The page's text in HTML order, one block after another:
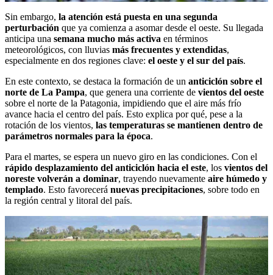
Sin embargo, la atención está puesta en una segunda
perturbación que ya comienza a asomar desde el oeste. Su llegada
anticipa una semana mucho más activa en términos
meteorológicos, con lluvias más frecuentes y extendidas,
especialmente en dos regiones clave: el oeste y el sur del país.
En este contexto, se destaca la formación de un anticiclón sobre el
norte de La Pampa, que genera una corriente de vientos del oeste
sobre el norte de la Patagonia, impidiendo que el aire más frío
avance hacia el centro del país. Esto explica por qué, pese a la
rotación de los vientos, las temperaturas se mantienen dentro de
parámetros normales para la época.
Para el martes, se espera un nuevo giro en las condiciones. Con el
rápido desplazamiento del anticiclón hacia el este, los vientos del
noreste volverán a dominar, trayendo nuevamente aire húmedo y
templado. Esto favorecerá nuevas precipitaciones, sobre todo en
la región central y litoral del país.